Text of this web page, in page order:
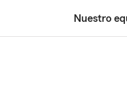
Nuestro